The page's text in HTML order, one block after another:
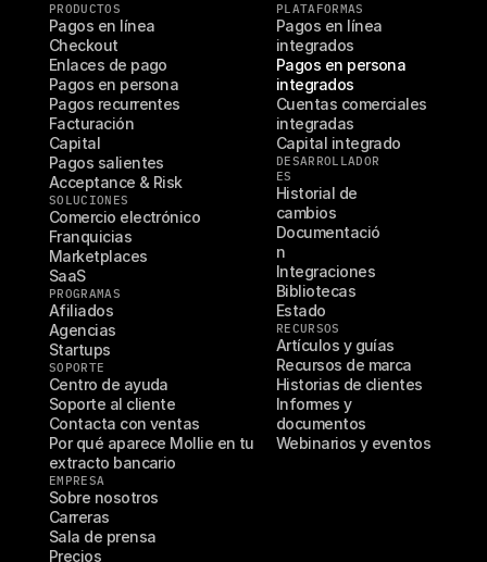
PRODUCTOS
Pagos en línea
Checkout
Enlaces de pago
Pagos en persona
Pagos recurrentes
Facturación
Capital
Pagos salientes
Acceptance & Risk
SOLUCIONES
Comercio electrónico
Franquicias
Marketplaces
SaaS
PROGRAMAS
Afiliados
Agencias
Startups
SOPORTE
Centro de ayuda
Soporte al cliente
Contacta con ventas
Por qué aparece Mollie en tu
extracto bancario
EMPRESA
Sobre nosotros
Carreras
Sala de prensa
Precios
PLATAFORMAS
Pagos en línea
integrados
Pagos en persona
integrados
Cuentas comerciales
integradas
Capital integrado
DESARROLLADOR
ES
Historial de
cambios
Documentació
n
Integraciones
Bibliotecas
Estado
RECURSOS
Artículos y guías
Recursos de marca
Historias de clientes
Informes y
documentos
Webinarios y eventos